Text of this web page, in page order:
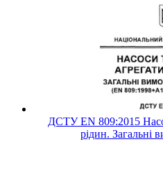
ДСТУ ЕN 809:2015
рідин. Загальні